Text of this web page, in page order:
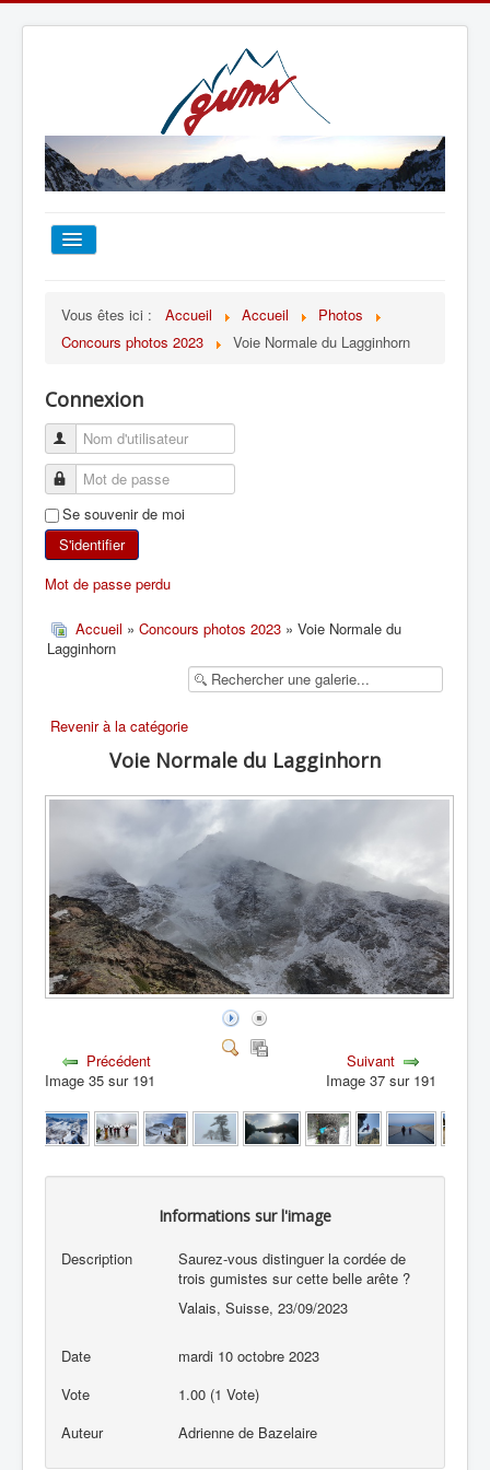
TOUT SUR LE GUMS
ESCALADE
ALPINISME
SKI DE RANDONNÉE
RANDONNÉE SPORTIVE
Vous êtes ici : Accueil Accueil
Photos
Concours photos 2023
Voie Normale du Lagginhorn
Connexion
Se souvenir de moi
S'identifier
Mot de passe perdu
Accueil » Concours photos 2023 » Voie Normale du
Lagginhorn
Revenir à la catégorie
Voie Normale du Lagginhorn
Précédent
Image 35 sur 191
Suivant
Image 37 sur 191
Informations sur l'image
Description
Saurez-vous distinguer la cordée de
trois gumistes sur cette belle arête ?
Valais, Suisse, 23/09/2023
Date
mardi 10 octobre 2023
Vote
1.00 (1 Vote)
Auteur
Adrienne de Bazelaire